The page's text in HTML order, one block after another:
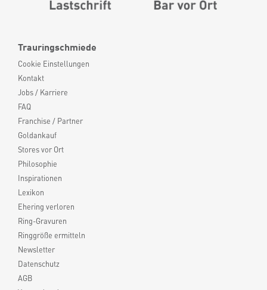
Trauringschmiede
Cookie Einstellungen
Kontakt
Jobs / Karriere
FAQ
Franchise / Partner
Goldankauf
Stores vor Ort
Philosophie
Inspirationen
Lexikon
Ehering verloren
Ring-Gravuren
Ringgröße ermitteln
Newsletter
Datenschutz
AGB